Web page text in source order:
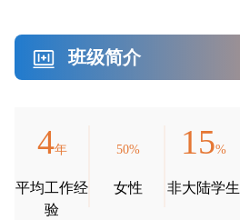
班级简介
4年
平均工作经
验
50%
女性
15%
非大陆学生